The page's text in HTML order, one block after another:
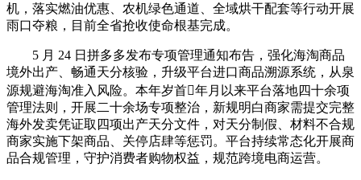
机，落实燃油优惠、农机绿色通道、全域烘干配套等行动开展
雨口夺粮，目前全省抢收使命根基完成。
5 月 24 日拼多多发布专项管理通知布告，强化海淘商品
境外出产、畅通天分核验，升级平台进口商品溯源系统，从泉
源规避海淘准入风险。本年岁首年月以来平台落地四十余项
管理法则，开展二十余场专项整治，新规明白商家需提交完整
海外发卖凭证取四项出产天分文件，对天分制假、材料不合规
商家实施下架商品、关停店肆等惩罚。平台持续常态化开展商
品合规管理，守护消费者购物权益，规范跨境电商运营。